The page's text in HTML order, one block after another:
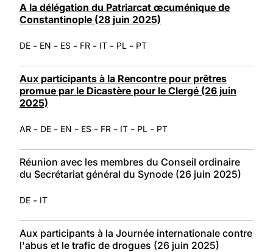
A la délégation du Patriarcat œcuménique de
Constantinople (28 juin 2025)
DE - EN - ES - FR - IT - PL - PT
Aux participants à la Rencontre pour prêtres
promue par le Dicastère pour le Clergé (26 juin
2025)
AR - DE - EN - ES - FR - IT - PL - PT
Réunion avec les membres du Conseil ordinaire
du Secrétariat général du Synode (26 juin 2025)
DE - IT
Aux participants à la Journée internationale contre
l'abus et le trafic de drogues (26 juin 2025)